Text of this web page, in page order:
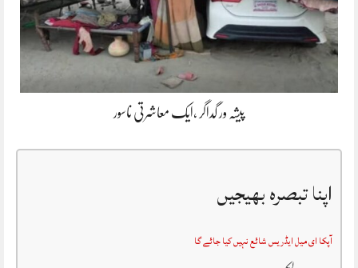
پیشہ ور گداگر ،ایک معاشرتی ناسور
اپنا تبصرہ بھیجیں
آپکا ای میل ایڈریس شائع نہیں کیا جائے گا